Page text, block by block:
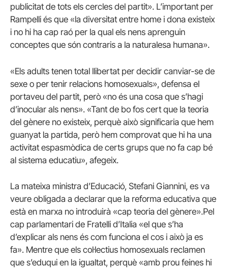
publicitat de tots els cercles del partit». L’important per
Rampelli és que «la diversitat entre home i dona existeix
i no hi ha cap raó per la qual els nens aprenguin
conceptes que són contraris a la naturalesa humana».
«Els adults tenen total llibertat per decidir canviar-se de
sexe o per tenir relacions homosexuals», defensa el
portaveu del partit, però «no és una cosa que s’hagi
d’inocular als nens». «Tant de bo fos cert que la teoria
del gènere no existeix, perquè això significaria que hem
guanyat la partida, però hem comprovat que hi ha una
activitat espasmòdica de certs grups que no fa cap bé
al sistema educatiu», afegeix.
La mateixa ministra d’Educació, Stefani Giannini, es va
veure obligada a declarar que la reforma educativa que
està en marxa no introduirà «cap teoria del gènere».Pel
cap parlamentari de Fratelli d’Italia «el que s’ha
d’explicar als nens és com funciona el cos i això ja es
fa». Mentre que els col·lectius homosexuals reclamen
que s’eduqui en la igualtat, perquè «amb prou feines hi